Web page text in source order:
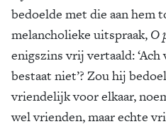
bedoelde met die aan hem
melancholieke uitspraak, O
enigszins vrij vertaald:
bestaat niet’? Zou hij
vriendelijk voor elkaar,
wel vrienden, maar echte